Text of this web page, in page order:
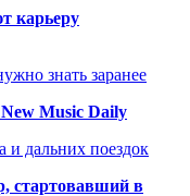
карьеру
знать заранее
New Music Daily
и дальних поездок
стартовавший в